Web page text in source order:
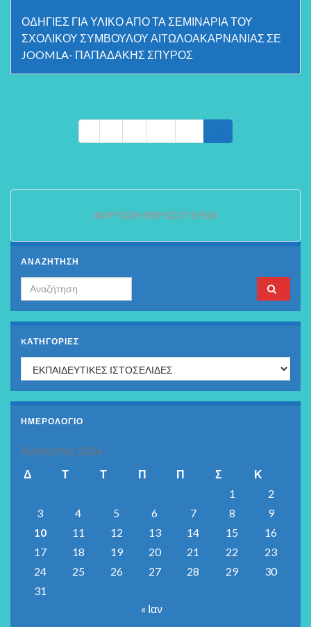
ΟΔΗΓΙΕΣ ΓΙΑ ΥΛΙΚΟ ΑΠΟ ΤΑ ΣΕΜΙΝΑΡΙΑ ΤΟΥ
ΣΧΟΛΙΚΟΥ ΣΥΜΒΟΥΛΟΥ ΑΙΤΩΛΟΑΚΑΡΝΑΝΙΑΣ ΣΕ
JOOMLA- ΠΑΠΑΔΑΚΗΣ ΣΠΥΡΟΣ
ΦΌΡΤΩΣΗ ΠΕΡΙΣΣΌΤΕΡΩΝ
ΑΝΑΖΗΤΗΣΗ
Search for:
KΑΤΗΓΟΡΊΕΣ
Kατηγορίες
ΗΜΕΡΟΛΟΓΙΟ
Αύγουστος 2026
Δ
Τ Τ Π Π Σ
Κ
1
2
3
4 5 6 7 8
9
10
11 12 13 14 15
16
17
18 19 20 21 22
23
24
25 26 27 28 29
30
31
« Ιαν